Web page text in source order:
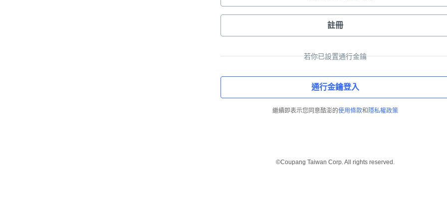
註冊
若你已設置通行金鑰
通行金鑰登入
繼續即表示您同意酷澎的使用條款和 隱私權政策
©Coupang Taiwan Corp. All rights reserved.